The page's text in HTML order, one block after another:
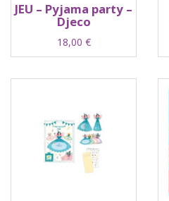
JEU – Pyjama party –
Djeco
18,00 €